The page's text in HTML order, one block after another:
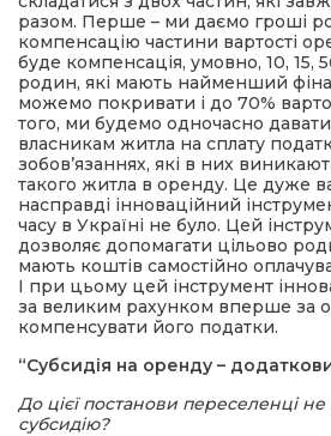
разом. Перше – ми даємо гроші
компенсацію частини вартості
буде компенсація, умовно, 10, 15,
родин, які мають найменший
можемо покривати і до 70%
того, ми будемо одночасно
власникам житла на сплату
зобов’язаннях, які в них
такого житла в оренду. Це дуже
насправді інноваційний
часу в Україні не було. Цей
дозволяє допомагати цільово
мають коштів самостійно
І при цьому цей інструмент
за великим рахунком вперше за
компенсувати його податки.
“Субсидія на оренду –
До цієї постанови переселенці
субсидію?